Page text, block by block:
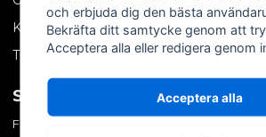
Köpvillkor
Tips & trix
SOCIALA MEDIER
Facebook
och erbjuda dig den bästa
Bekräfta ditt samtycke genom att
Acceptera alla eller redigera genom
Acceptera alla